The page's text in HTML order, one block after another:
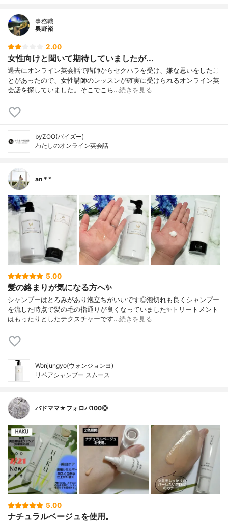
事務職
奥野裕
2.00
女性向けと聞いて期待していましたが...
過去にオンライン英会話で講師からセクハラを受け、嫌な思いをしたこ
とがあったので、女性講師のレッスンが確実に受けられるオンライン英
会話を探していました。そこでこち…続きを見る
byZOO(バイズー)
わたしのオンライン英会話
an＊°
5.00
髪の絡まりが気になる方へ✨
シャンプーはとろみがあり泡立ちがいいです◎泡切れも良くシャンプー
を流した時点で髪の毛の指通りが良くなっていました✨トリートメント
はもったりとしたテクスチャーです…続きを見る
Wonjungyo(ウォンジョンヨ)
リペアシャンプー スムース
バドママ★フォロバ100◎
5.00
ナチュラルベージュを使用。